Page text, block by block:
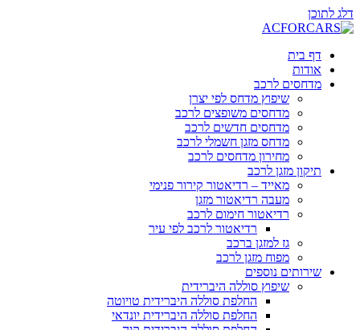
דלג לתוכן
דף בית
אודות
מדחסים לרכב
שיפוץ מדחס לפי יצרן
מדחסים משופצים לרכב
מדחסים חדשים לרכב
מדחס מזגן חשמלי לרכב
מחירון מדחסים לרכב
תיקון מזגן לרכב
מאייד – רדיאטור קירור פנימי
מעבה רדיאטור מזגן
רדיאטור חימום לרכב
רדיאטור לרכב לפי עיר
גז למזגן ברכב
מפוח מזגן לרכב
שירותים נוספים
שיפוץ סוללה היברידית
החלפת סוללה היברידית טויוטה
החלפת סוללה היברידית יונדאי